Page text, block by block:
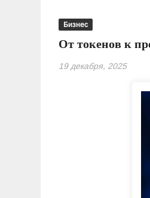
Бизнес
От токенов к
19 декабря, 2025